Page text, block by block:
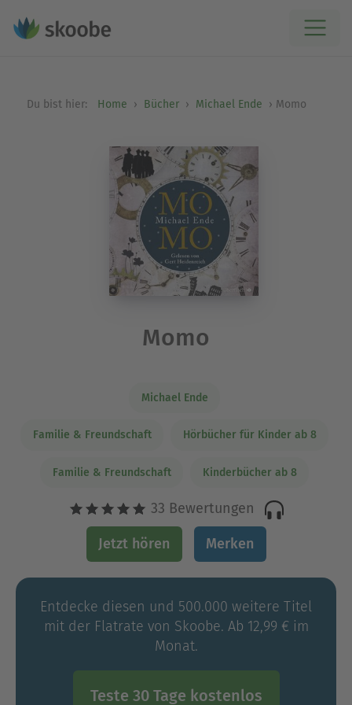
Du bist hier: Home Bücher Michael Ende Momo
Momo
Michael Ende
Familie & Freundschaft Hörbücher für Kinder ab 8
Familie & Freundschaft Kinderbücher ab 8
33 Bewertungen
Jetzt hören Merken
Entdecke diesen und 500.000 weitere Titel
mit der Flatrate von Skoobe. Ab 12,99 € im
Monat.
Teste 30 Tage kostenlos